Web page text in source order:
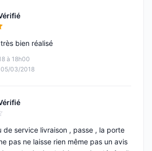
5
à 18h00
05/03/2018
bien réalisé
5
de service livraison , passe , la porte
pas ne laisse rien même pas un avis